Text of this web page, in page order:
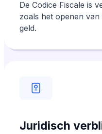
De Codice Fiscale is
zoals het openen
geld.
Juridisch